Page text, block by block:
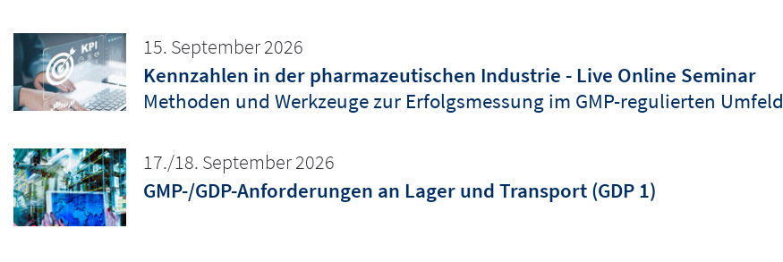
15. September 2026
Kennzahlen in der pharmazeutischen Industrie - Live Online Seminar
Methoden und Werkzeuge zur Erfolgsmessung im GMP-regulierten Umfeld
17./18. September 2026
GMP-/GDP-Anforderungen an Lager und Transport (GDP 1)